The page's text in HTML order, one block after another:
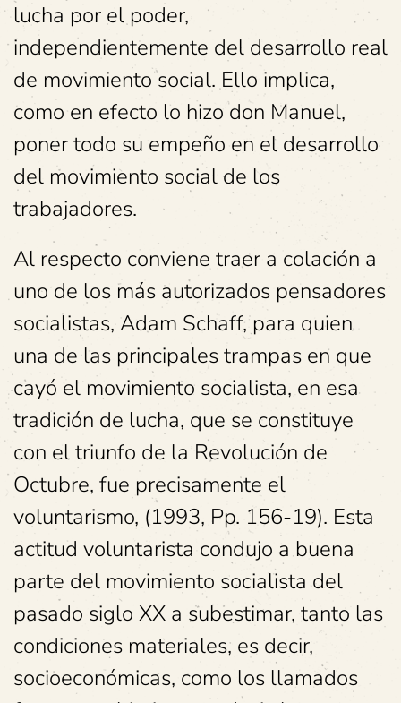
lucha por el poder,
independientemente del desarrollo real
de movimiento social. Ello implica,
como en efecto lo hizo don Manuel,
poner todo su empeño en el desarrollo
del movimiento social de los
trabajadores.
Al respecto conviene traer a colación a
uno de los más autorizados pensadores
socialistas, Adam Schaff, para quien
una de las principales trampas en que
cayó el movimiento socialista, en esa
tradición de lucha, que se constituye
con el triunfo de la Revolución de
Octubre, fue precisamente el
voluntarismo, (1993, Pp. 156-19). Esta
actitud voluntarista condujo a buena
parte del movimiento socialista del
pasado siglo XX a subestimar, tanto las
condiciones materiales, es decir,
socioeconómicas, como los llamados